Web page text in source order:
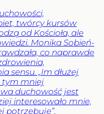
twórcy kursów
od Kościoła, ale
Monika Sobień-
co naprawdę
sensu. „Im dłużej
tym mniej
duchowość jest
interesowało mnie,
potrzebuje”.